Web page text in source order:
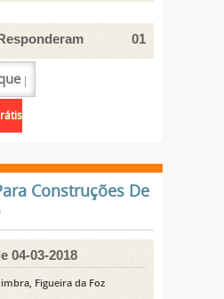
01
Construções De
04-03-2018
Figueira da Foz